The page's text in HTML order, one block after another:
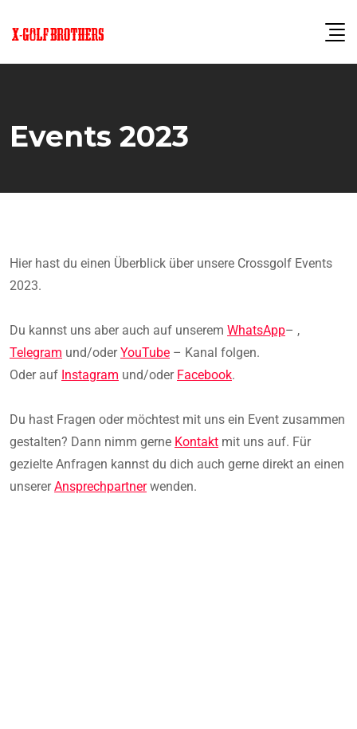
Events 2023
Hier hast du einen Überblick über unsere Crossgolf Events
2023.
Du kannst uns aber auch auf unserem WhatsApp– ,
Telegram und/oderYouTube – Kanal folgen.
Oder auf Instagram und/oder Facebook.
Du hast Fragen oder möchtest mit uns ein Event zusammen
gestalten? Dann nimm gerne Kontakt mit uns auf. Für
gezielte Anfragen kannst du dich auch gerne direkt an einen
unsererAnsprechpartnerwenden.